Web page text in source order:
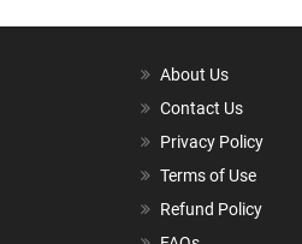
About Us
Contact Us
Privacy Policy
Terms of Use
Refund Policy